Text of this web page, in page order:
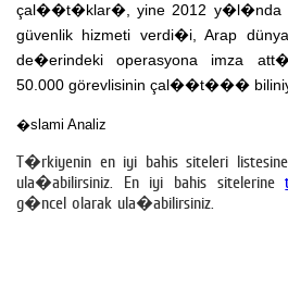
çal��t�klar�, yine 2012 y�l�nda
güvenlik hizmeti verdi�i, Arap
de�erindeki operasyona imza
50.000 görevlisinin çal��t���
�slami Analiz
T�rkiyenin en iyi bahis siteleri
ula�abilirsiniz. En iyi bahis sitelerine
g�ncel olarak ula�abilirsiniz.